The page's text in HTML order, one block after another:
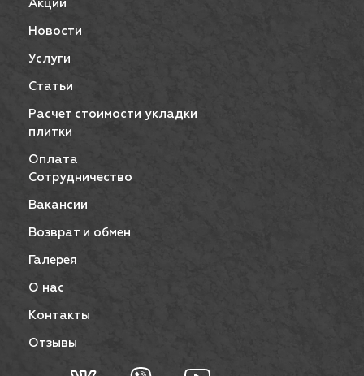
Акции
Новости
Услуги
Статьи
Расчет стоимости укладки
плитки
Оплата
Сотрудничество
Вакансии
Возврат и обмен
Галерея
О нас
Контакты
Отзывы